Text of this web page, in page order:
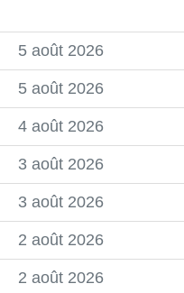
5 août 2026
5 août 2026
4 août 2026
3 août 2026
3 août 2026
2 août 2026
2 août 2026